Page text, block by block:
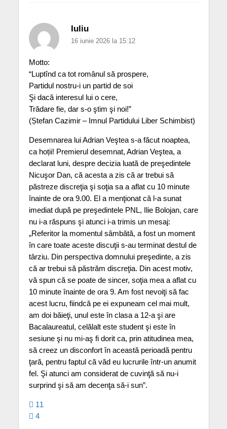
Iuliu
16 iunie 2026 la 15:12
Motto:
“Luptînd ca tot românul să prospere,
Partidul nostru-i un partid de soi
Şi dacă interesul lui o cere,
Trădare fie, dar s-o ştim şi noi!”
(Ștefan Cazimir – Imnul Partidului Liber Schimbist)
Desemnarea lui Adrian Veştea s-a făcut noaptea,
ca hoții! Premierul desemnat, Adrian Veştea, a
declarat luni, despre decizia luată de preşedintele
Nicuşor Dan, că acesta a zis că ar trebui să
păstreze discreţia şi soţia sa a aflat cu 10 minute
înainte de ora 9.00. El a menţionat că l-a sunat
imediat după pe preşedintele PNL, Ilie Bolojan, care
nu i-a răspuns şi atunci i-a trimis un mesaj:
„Referitor la momentul sâmbătă, a fost un moment
în care toate aceste discuţii s-au terminat destul de
târziu. Din perspectiva domnului preşedinte, a zis
că ar trebui să păstrăm discreţia. Din acest motiv,
vă spun că se poate de sincer, soţia mea a aflat cu
10 minute înainte de ora 9. Am fost nevoiţi să fac
acest lucru, fiindcă pe ei expuneam cel mai mult,
am doi băieţi, unul este în clasa a 12-a şi are
Bacalaureatul, celălalt este student şi este în
sesiune şi nu mi-aş fi dorit ca, prin atitudinea mea,
să creez un disconfort în această perioadă pentru
ţară, pentru faptul că văd eu lucrurile într-un anumit
fel. Şi atunci am considerat de cuvinţă să nu-i
surprind şi să am decenţa să-i sun”.
11
4